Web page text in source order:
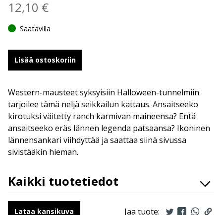
12,10 €
Saatavilla
Lisää ostoskoriin
Western-mausteet syksyisiin Halloween-tunnelmiin
tarjoilee tämä neljä seikkailun kattaus. Ansaitseeko
kirotuksi väitetty ranch karmivan maineensa? Entä
ansaitseeko eräs lännen legenda patsaansa? Ikoninen
lännensankari viihdyttää ja saattaa siinä sivussa
sivistääkin hieman.
Kaikki tuotetiedot
ISBN
9789523341371
Kirjoittajat
Claude Guylouis, X. Fauche, J.
Lataa kansikuva Jaa tuote: